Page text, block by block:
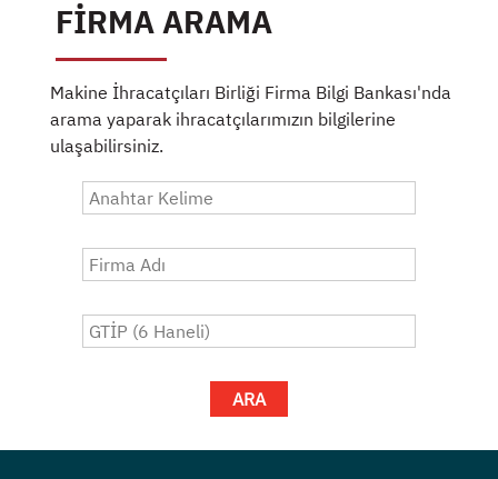
FİRMA ARAMA
Makine İhracatçıları Birliği Firma Bilgi Bankası'nda
arama yaparak ihracatçılarımızın bilgilerine
ulaşabilirsiniz.
ARA